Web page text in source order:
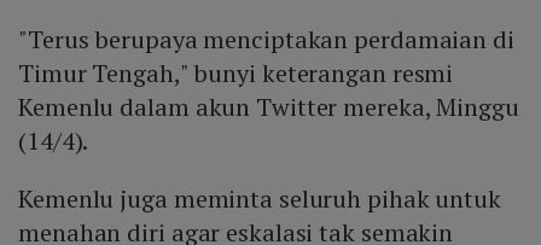
"Terus berupaya menciptakan perdamaian di
Timur Tengah," bunyi keterangan resmi
Kemenlu dalam akun Twitter mereka, Minggu
(14/4).
Kemenlu juga meminta seluruh pihak untuk
menahan diri agar eskalasi tak semakin